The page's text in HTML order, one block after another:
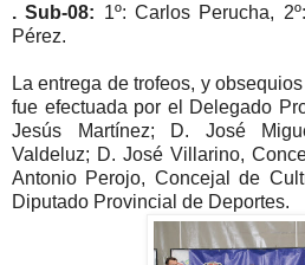
. Sub-08: 1º: Carlos Perucha,
Pérez.
La entrega de trofeos, y
fue efectuada por el Delegado
Jesús Martínez;
D. José
Valdeluz; D. José Villarino,
Antonio Perojo, Concejal de
Diputado Provincial de Deportes.